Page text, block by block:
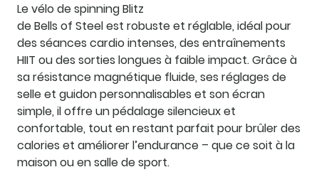
Levélo de spinning Blitz
de Bells of Steel est robuste et réglable, idéal pour
des séances cardio intenses, des entraînements
HIIT ou des sorties longues à faible impact. Grâce à
sa résistance magnétique fluide, ses réglages de
selle et guidon personnalisables et son écran
simple, il offre un pédalage silencieux et
confortable, tout en restant parfait pour brûler des
calories et améliorer l’endurance – que ce soit à la
maison ou en salle de sport.